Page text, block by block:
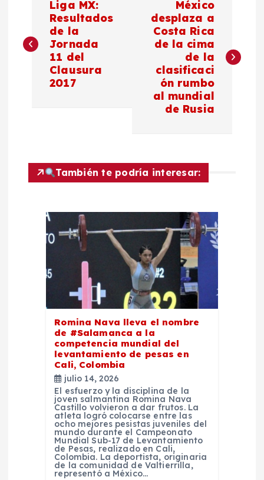
v
c
Liga MX:
Resultados
de la
Jornada
11 del
Clausura
2017
México
desplaza a
Costa Rica
de la cima
de la
clasificaci
ón rumbo
al mundial
de Rusia
También te podría interesar:
Romina Nava lleva el nombre
de #Salamanca a la
competencia mundial del
levantamiento de pesas en
Cali, Colombia
julio 14, 2026
El esfuerzo y la disciplina de la
joven salmantina Romina Nava
Castillo volvieron a dar frutos. La
atleta logró colocarse entre las
ocho mejores pesistas juveniles del
mundo durante el Campeonato
Mundial Sub-17 de Levantamiento
de Pesas, realizado en Cali,
Colombia. La deportista, originaria
de la comunidad de Valtierrilla,
representó a México…